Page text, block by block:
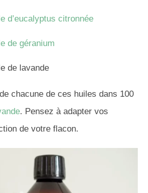
d’eucalyptus citronnée
de géranium
de lavande
chacune de ces huiles dans 100
. Pensez à adapter vos
de votre flacon.